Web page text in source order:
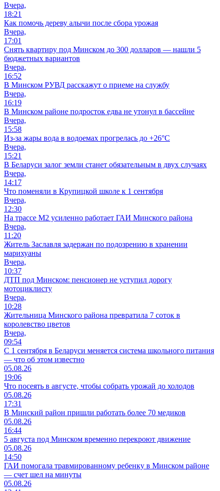
Вчера,
18:21
Как помочь дереву алычи после сбора урожая
Вчера,
17:01
Снять квартиру под Минском до 300 долларов — нашли 5
бюджетных вариантов
Вчера,
16:52
В Минском РУВД расскажут о приеме на службу
Вчера,
16:19
В Минском районе подросток едва не утонул в бассейне
Вчера,
15:58
Из-за жары вода в водоемах прогрелась до +26°C
Вчера,
15:21
В Беларуси залог земли станет обязательным в двух случаях
Вчера,
14:17
Что поменяли в Крупицкой школе к 1 сентября
Вчера,
12:30
На трассе М2 усиленно работает ГАИ Минского района
Вчера,
11:20
Житель Заславля задержан по подозрению в хранении
марихуаны
Вчера,
10:37
ДТП под Минском: пенсионер не уступил дорогу
мотоциклисту
Вчера,
10:28
Жительница Минского района превратила 7 соток в
королевство цветов
Вчера,
09:54
С 1 сентября в Беларуси меняется система школьного питания
— что об этом известно
05.08.26
19:06
Что посеять в августе, чтобы собрать урожай до холодов
05.08.26
17:31
В Минский район пришли работать более 70 медиков
05.08.26
16:44
5 августа под Минском временно перекроют движение
05.08.26
14:50
ГАИ помогала травмированному ребенку в Минском районе
— счет шел на минуты
05.08.26